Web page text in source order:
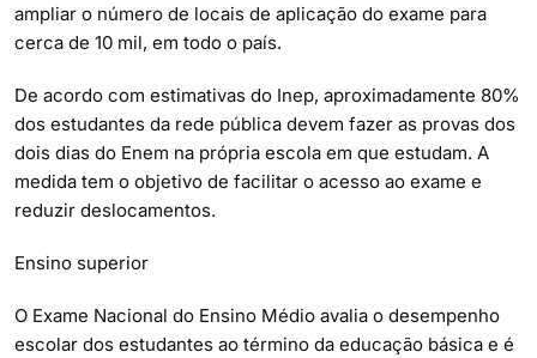
ampliar o número de locais de aplicação do exame para
cerca de 10 mil, em todo o país.
De acordo com estimativas do Inep, aproximadamente 80%
dos estudantes da rede pública devem fazer as provas dos
dois dias do Enem na própria escola em que estudam. A
medida tem o objetivo de facilitar o acesso ao exame e
reduzir deslocamentos.
Ensino superior
O Exame Nacional do Ensino Médio avalia o desempenho
escolar dos estudantes ao término da educação básica e é